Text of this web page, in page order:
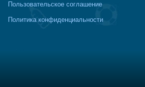
Пользовательское соглашение
Политика конфиденциальности